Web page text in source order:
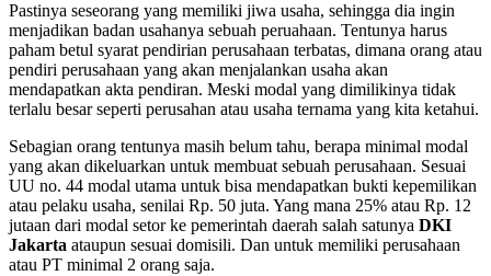
Pastinya seseorang yang memiliki jiwa usaha, sehingga dia ingin
menjadikan badan usahanya sebuah peruahaan. Tentunya harus
paham betul syarat pendirian perusahaan terbatas, dimana orang atau
pendiri perusahaan yang akan menjalankan usaha akan
mendapatkan akta pendiran. Meski modal yang dimilikinya tidak
terlalu besar seperti perusahan atau usaha ternama yang kita ketahui.
Sebagian orang tentunya masih belum tahu, berapa minimal modal
yang akan dikeluarkan untuk membuat sebuah perusahaan. Sesuai
UU no. 44 modal utama untuk bisa mendapatkan bukti kepemilikan
atau pelaku usaha, senilai Rp. 50 juta. Yang mana 25% atau Rp. 12
jutaan dari modal setor ke pemerintah daerah salah satunya DKI
Jakarta ataupun sesuai domisili. Dan untuk memiliki perusahaan
atau PT minimal 2 orang saja.